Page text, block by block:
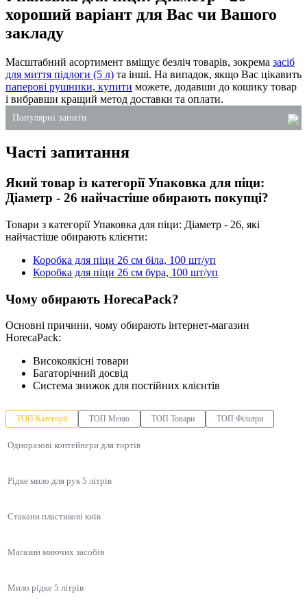
хороший варіант для Вас чи Вашого
закладу
Масштабний асортимент вміщує безліч товарів, зокрема засіб
для миття підлоги (5 л) та інші. На випадок, якщо Вас цікавить
паперові рушники, купити можете, додавши до кошику товар
і вибравши кращий метод доставки та оплати.
Популярні запити
купити підкладки для фасування
рідке мило для рук 5л
засіб для миття плити від жиру
Часті запитання
Який товар із категорії Упаковка для піци:
Діаметр - 26 найчастіше обирають покупці?
Товари з категорії Упаковка для піци: Діаметр - 26, які
найчастіше обирають клієнти:
Коробка для піци 26 см біла, 100 шт/уп
Коробка для піци 26 см бура, 100 шт/уп
Чому обирають HorecaPack?
Основні причини, чому обирають інтернет-магазин
HorecaPack:
Високоякісні товари
Багаторічний досвід
Система знижок для постійних клієнтів
ТОП Категорії ТОП Меню ТОП Товари ТОП Фільтри
Одноразові контейнери для тортів
Рідке мило для рук 5 літрів
Стакани пластикові київ
Магазин миючих засобів
Мило рідке 5 літрів